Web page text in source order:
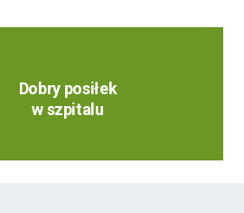
Dobry posiłek
w szpitalu